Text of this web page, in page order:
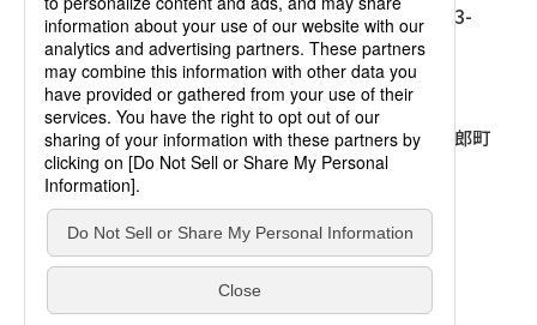
凡人社の本を見る
麹町店
〒102-0093 東京都千代田区平河町1-3-
13 8F［アクセス］
TEL：03-3239-8673／FAX：03-3263-
3116
大阪店
〒541-0056 大阪府大阪市中央区久太郎町
4-2-10
大西ビルディング 1階［
TEL：06-4256-2684／FAX：03-6733-
7887
© Bonjinsha Co., LTD. All Rights Reserved.